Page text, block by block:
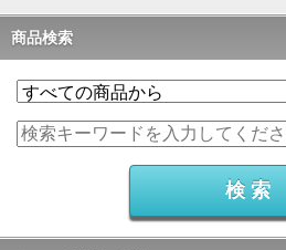
商品検索